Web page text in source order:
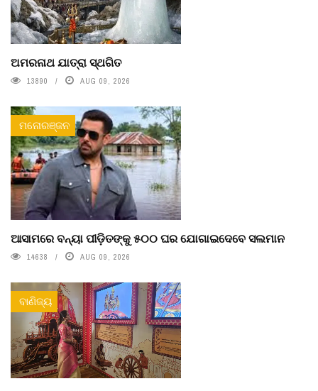
ଅମରନାଥ ଯାତ୍ରା ସ୍ଥଗିତ
13890 AUG 09, 2026
ମନୋରଞ୍ଜନ
ଆସାମରେ ବନ୍ୟା ପୀଡ଼ିତଙ୍କୁ ୫୦୦ ଘର ଯୋଗାଇଦେବେ ସଲମାନ
14638 AUG 09, 2026
ବାଣିଜ୍ୟ